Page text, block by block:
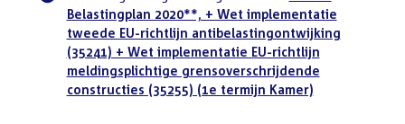
Voortgangsstatus
plenaire
activiteit
Belastingplan 2020**, + Wet implementatie
tweede EU-richtlijn antibelastingontwijking
(35241) + Wet implementatie EU-richtlijn
meldingsplichtige grensoverschrijdende
constructies (35255) (1e termijn Kamer)